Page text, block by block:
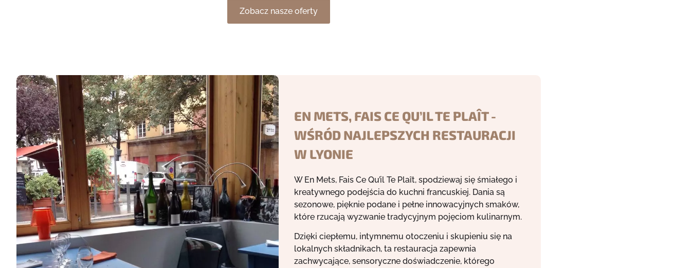
Zobacz nasze oferty
EN METS, FAIS CE QU’IL TE PLAÎT -
WŚRÓD NAJLEPSZYCH RESTAURACJI
W LYONIE
W En Mets, Fais Ce Qu’il Te Plaît, spodziewaj się śmiałego i
kreatywnego podejścia do kuchni francuskiej. Dania są
sezonowe, pięknie podane i pełne innowacyjnych smaków,
które rzucają wyzwanie tradycyjnym pojęciom kulinarnym.
Dzięki ciepłemu, intymnemu otoczeniu i skupieniu się na
lokalnych składnikach, ta restauracja zapewnia
zachwycające, sensoryczne doświadczenie, którego